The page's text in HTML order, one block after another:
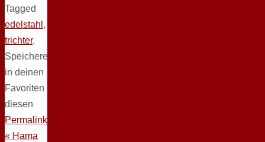
Tagged
edelstahl ,
trichter.
Speichere
in deinen
Favoriten
diesen
Permalink.
« Hama